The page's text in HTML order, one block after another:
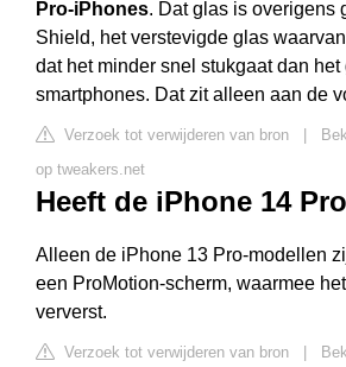
Pro-iPhones. Dat glas is overigens
Shield, het verstevigde glas
dat het minder snel stukgaat dan
smartphones. Dat zit alleen aan de
Verzoek tot verwijderen van bron
op tweakers.net
Heeft de iPhone 14
Alleen de iPhone 13 Pro-modellen
een ProMotion-scherm, waarmee
ververst.
Verzoek tot verwijderen van bron